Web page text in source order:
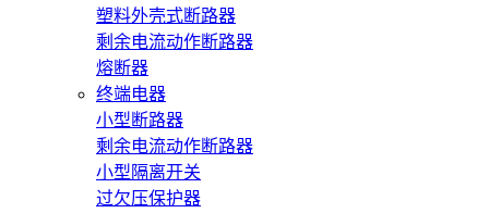
塑料外壳式断路器
剩余电流动作断路器
熔断器
终端电器
小型断路器
剩余电流动作断路器
小型隔离开关
过欠压保护器